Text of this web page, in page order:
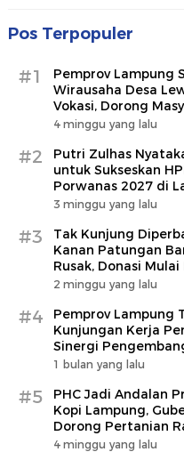
Pos Terpopuler
#1
Pemprov Lampung
Wirausaha Desa
Vokasi, Dorong
Ciptakan Lapangan
4 minggu yang lalu
#2
Putri Zulhas
untuk Sukseskan
Porwanas 2027 di
3 minggu yang lalu
#3
Tak Kunjung
Kanan Patungan
Rusak, Donasi Mulai
2 minggu yang lalu
#4
Pemprov Lampung
Kunjungan Kerja
Sinergi
Industri dan
1 bulan yang lalu
#5
PHC Jadi Andalan
Kopi Lampung,
Dorong Pertanian
Lingkungan
4 minggu yang lalu